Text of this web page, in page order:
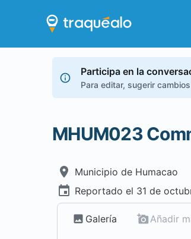
Participa en la
Para editar, sugerir
MHUM023
Municipio de Humacao
Reportado el 31 de
Galería Añadir